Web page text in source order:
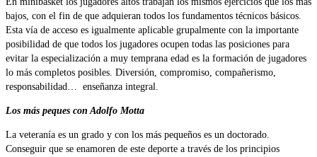
bajos, con el fin de que adquieran todos los fundamentos técnicos básicos.
Esta vía de acceso es igualmente aplicable grupalmente con la importante
posibilidad de que todos los jugadores ocupen todas las posiciones para
evitar la especialización a muy temprana edad es la formación de jugadores
lo más completos posibles. Diversión, compromiso, compañerismo,
responsabilidad… enseñanza integral.
Los más peques con Adolfo Motta
La veteranía es un grado y con los más pequeños es un doctorado.
Conseguir que se enamoren de este deporte a través de los principios